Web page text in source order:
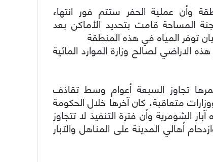
وأن عملية الحفر ستتم فور انتهاء
المساحة قامت بتحديد الأماكن بعد
توفر المياه في هذه المنطقة
لصالح وزارة الموارد المائية
تجاوز السبعة أعوام وسط تقاذف
متعاقبة، كان آخرها خلال الحكومة
الشومرية وأن فترة التنفيذ لا تتجاوز
أهالي المدينة على المناهل والآبار